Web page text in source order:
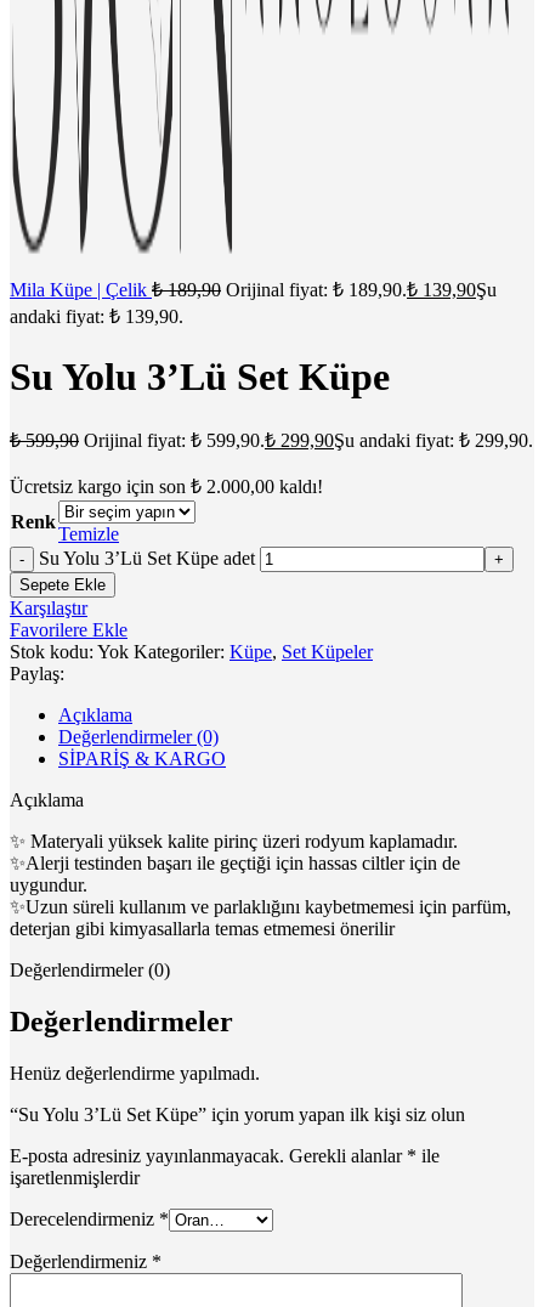
Mila Küpe | Çelik ₺189,90 Orijinal fiyat: ₺ 189,90.₺ 139,90Şu
andaki fiyat: ₺ 139,90.
Su Yolu 3’Lü Set Küpe
₺599,90 Orijinal fiyat: ₺ 599,90.₺ 299,90Şu andaki fiyat: ₺ 299,90.
Ücretsiz kargo için son ₺ 2.000,00 kaldı!
Renk
Temizle
Su Yolu 3’Lü Set Küpe adet
Sepete Ekle
Karşılaştır
Favorilere Ekle
Stok kodu: Yok Kategoriler: Küpe, Set Küpeler
Paylaş:
Açıklama
Değerlendirmeler (0)
SİPARİŞ & KARGO
Açıklama
✨ Materyali yüksek kalite pirinç üzeri rodyum kaplamadır.
✨Alerji testinden başarı ile geçtiği için hassas ciltler için de
uygundur.
✨Uzun süreli kullanım ve parlaklığını kaybetmemesi için parfüm,
deterjan gibi kimyasallarla temas etmemesi önerilir
Değerlendirmeler (0)
Değerlendirmeler
Henüz değerlendirme yapılmadı.
“Su Yolu 3’Lü Set Küpe” için yorum yapan ilk kişi siz olun
E-posta adresiniz yayınlanmayacak. Gerekli alanlar * ile
işaretlenmişlerdir
Derecelendirmeniz *
Değerlendirmeniz *